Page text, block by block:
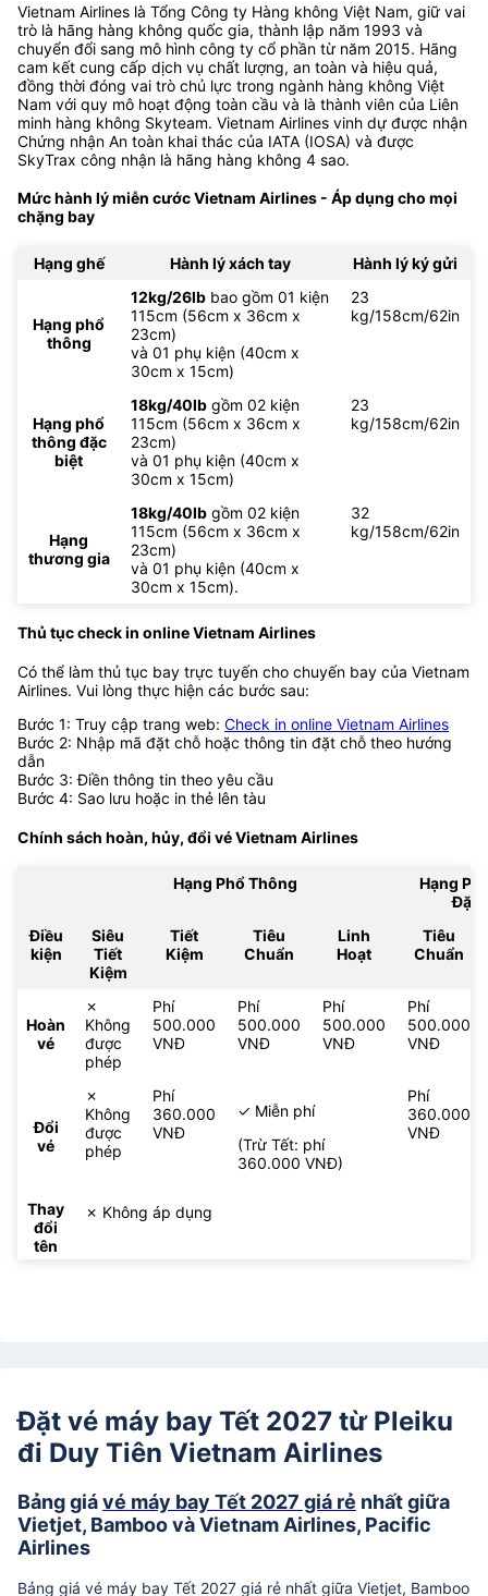
Vietnam Airlines là Tổng Công ty Hàng không Việt Nam, giữ vai
trò là hãng hàng không quốc gia, thành lập năm 1993 và
chuyển đổi sang mô hình công ty cổ phần từ năm 2015. Hãng
cam kết cung cấp dịch vụ chất lượng, an toàn và hiệu quả,
đồng thời đóng vai trò chủ lực trong ngành hàng không Việt
Nam với quy mô hoạt động toàn cầu và là thành viên của Liên
minh hàng không Skyteam. Vietnam Airlines vinh dự được nhận
Chứng nhận An toàn khai thác của IATA (IOSA) và được
SkyTrax công nhận là hãng hàng không 4 sao.
Mức hành lý miễn cước Vietnam Airlines - Áp dụng cho mọi
chặng bay
Hạng ghế Hành lý xách tay Hành lý ký gửi
Hạng phổ
thông
12kg/26lb bao gồm 01 kiện
115cm (56cm x 36cm x
23cm)
và 01 phụ kiện (40cm x
30cm x 15cm)
23
kg/158cm/62in
Hạng phổ
thông đặc
biệt
18kg/40lb gồm 02 kiện
115cm (56cm x 36cm x
23cm)
và 01 phụ kiện (40cm x
30cm x 15cm)
23
kg/158cm/62in
Hạng
thương gia
18kg/40lb gồm 02 kiện
115cm (56cm x 36cm x
23cm)
và 01 phụ kiện (40cm x
30cm x 15cm).
32
kg/158cm/62in
Thủ tục check in online Vietnam Airlines
Có thể làm thủ tục bay trực tuyến cho chuyến bay của Vietnam
Airlines. Vui lòng thực hiện các bước sau:
Bước 1: Truy cập trang web: Check in online Vietnam Airlines
Bước 2: Nhập mã đặt chỗ hoặc thông tin đặt chỗ theo hướng
dẫn
Bước 3: Điền thông tin theo yêu cầu
Bước 4: Sao lưu hoặc in thẻ lên tàu
Chính sách hoàn, hủy, đổi véVietnam Airlines
Hạng Phổ Thông
Hạng
Đặc
Điều
kiện
Siêu
Tiết
Kiệm
Tiết
Kiệm
Tiêu
Chuẩn
Linh
Hoạt
Tiêu
Chuẩn
Hoàn
vé
✗
Không
được
phép
Phí
500.000
VNĐ
Phí
500.000
VNĐ
Phí
500.000
VNĐ
Phí
500.000
VNĐ
Đổi
vé
✗
Không
được
phép
Phí
360.000
VNĐ
✓ Miễn phí
(Trừ Tết: phí
360.000 VNĐ)
Phí
360.000
VNĐ
Thay
đổi
tên
✗ Không áp dụng
Đặt vé máy bay Tết 2027 từ Pleiku
đi Duy Tiên Vietnam Airlines
Bảng giávé máy bay Tết 2027 giá rẻ nhất giữa
Vietjet, Bamboo và Vietnam Airlines, Pacific
Airlines
Bảng giá vé máy bay Tết 2027 giá rẻ nhất giữa Vietjet, Bamboo